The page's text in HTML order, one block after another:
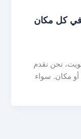
في كل مكان
نحن نقدم
مكان. سواء